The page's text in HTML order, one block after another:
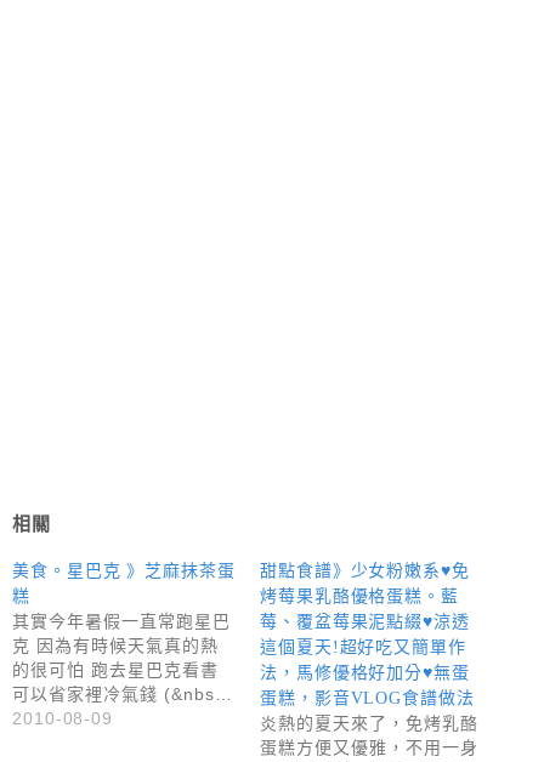
相關
美食。星巴克 》芝麻抹茶蛋
糕
其實今年暑假一直常跑星巴
克 因為有時候天氣真的熱
的很可怕 跑去星巴克看書
可以省家裡冷氣錢 (&nbs…
2010-08-09
甜點食譜》少女粉嫩系♥免
烤莓果乳酪優格蛋糕。藍
莓、覆盆莓果泥點綴♥涼透
這個夏天!超好吃又簡單作
法，馬修優格好加分♥無蛋
蛋糕，影音VLOG食譜做法
炎熱的夏天來了，免烤乳酪
蛋糕方便又優雅，不用一身